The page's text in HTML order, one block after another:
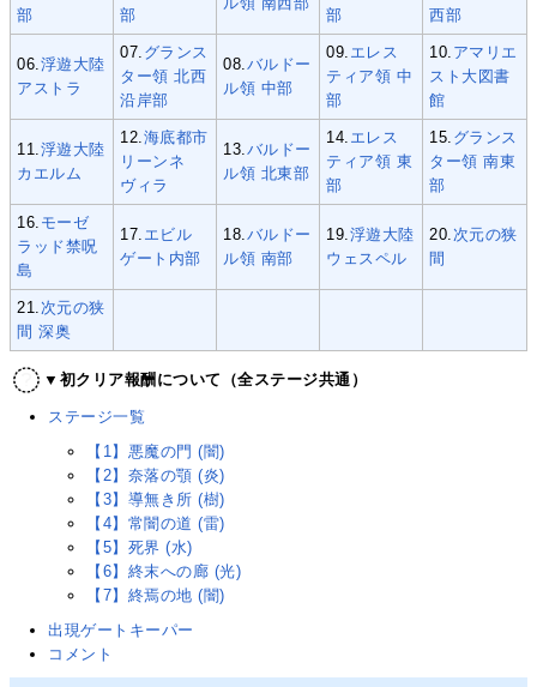
部
部
部
西部
06. 浮遊大陸
アストラ
07. グランス
ター領 北西
沿岸部
08. バルドー
ル領 中部
09. エレス
ティア領 中
部
10. アマリエ
スト大図書
館
11. 浮遊大陸
カエルム
12. 海底都市
リーンネ
ヴィラ
13. バルドー
ル領 北東部
14. エレス
ティア領 東
部
15. グランス
ター領 南東
部
16. モーゼ
ラッド禁呪
島
17. エビル
ゲート内部
18. バルドー
ル領 南部
19. 浮遊大陸
ウェスペル
20. 次元の狭
間
21. 次元の狭
間 深奥
▼初クリア報酬について（全ステージ共通）
ステージ一覧
【1】悪魔の門 (闇)
【2】奈落の顎 (炎)
【3】導無き所 (樹)
【4】常闇の道 (雷)
【5】死界 (水)
【6】終末への廊 (光)
【7】終焉の地 (闇)
出現ゲートキーパー
コメント